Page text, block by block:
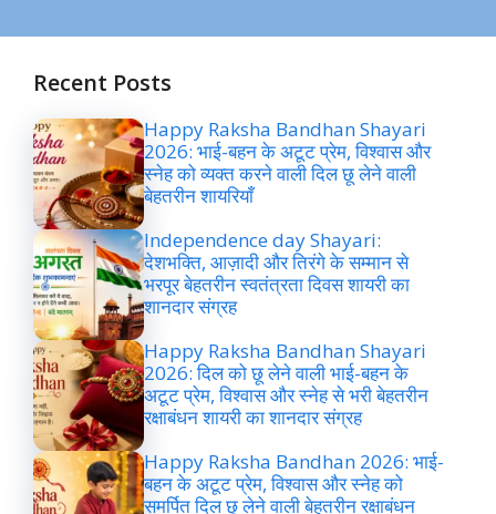
Recent Posts
Happy Raksha Bandhan Shayari
2026: भाई-बहन के अटूट प्रेम, विश्वास और
स्नेह को व्यक्त करने वाली दिल छू लेने वाली
बेहतरीन शायरियाँ
Independence day Shayari:
देशभक्ति, आज़ादी और तिरंगे के सम्मान से
भरपूर बेहतरीन स्वतंत्रता दिवस शायरी का
शानदार संग्रह
Happy Raksha Bandhan Shayari
2026: दिल को छू लेने वाली भाई-बहन के
अटूट प्रेम, विश्वास और स्नेह से भरी बेहतरीन
रक्षाबंधन शायरी का शानदार संग्रह
Happy Raksha Bandhan 2026: भाई-
बहन के अटूट प्रेम, विश्वास और स्नेह को
समर्पित दिल छू लेने वाली बेहतरीन रक्षाबंधन